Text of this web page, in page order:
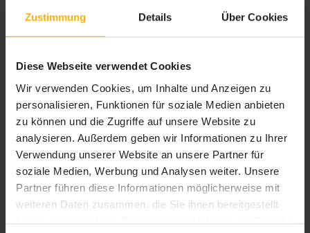
Zustimmung Details Über Cookies
Diese Webseite verwendet Cookies
Wir verwenden Cookies, um Inhalte und Anzeigen zu
personalisieren, Funktionen für soziale Medien anbieten
zu können und die Zugriffe auf unsere Website zu
analysieren. Außerdem geben wir Informationen zu Ihrer
Verwendung unserer Website an unsere Partner für
soziale Medien, Werbung und Analysen weiter. Unsere
Partner führen diese Informationen möglicherweise mit
weiteren Daten zusammen, die Sie ihnen bereitgestellt
haben oder die sie im Rahmen Ihrer Nutzung der Dienste
Checkliste Dienstreise – für Vielreisende oder
gelegentliche Geschäftsreisen eine gute Hilfe
Im Zeitalter von Skype und der digitalen Vernetzung kann auf einige
Dienstreisen verzichtet und die anfallenden Reisekosten gespart oder für
andere Projekte genutzt werden. Allerdings gibt es noch genug Gründe,
die eine Dienstreise unumgänglich machen. Zum Beispiel wenn ein
persönliches Gespräch face-to-face einen besseren Erfolg verspricht, vor
Ort Besichtigungen geplant sind, gemeinsames Arbeiten an einem […]